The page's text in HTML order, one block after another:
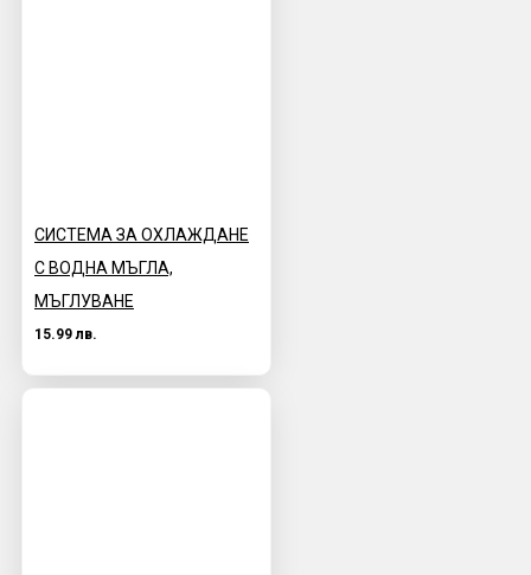
СИСТЕМА ЗА ОХЛАЖДАНЕ
С ВОДНА МЪГЛА,
МЪГЛУВАНЕ
15.99 лв.